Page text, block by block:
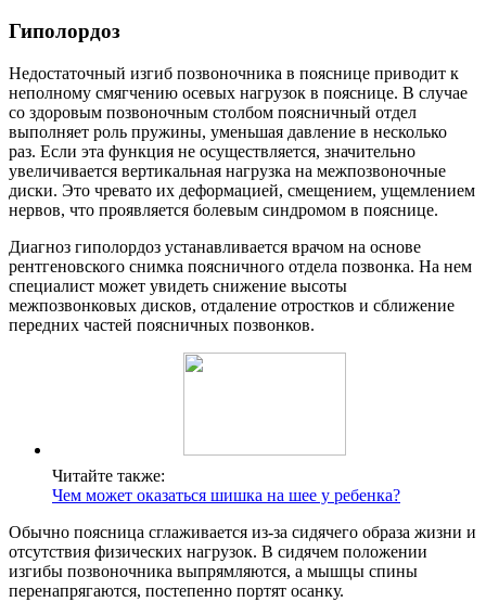
Гиполордоз
Недостаточный изгиб позвоночника в пояснице приводит к
неполному смягчению осевых нагрузок в пояснице. В случае
со здоровым позвоночным столбом поясничный отдел
выполняет роль пружины, уменьшая давление в несколько
раз. Если эта функция не осуществляется, значительно
увеличивается вертикальная нагрузка на межпозвоночные
диски. Это чревато их деформацией, смещением, ущемлением
нервов, что проявляется болевым синдромом в пояснице.
Диагноз гиполордоз устанавливается врачом на основе
рентгеновского снимка поясничного отдела позвонка. На нем
специалист может увидеть снижение высоты
межпозвонковых дисков, отдаление отростков и сближение
передних частей поясничных позвонков.
Читайте также:
Чем может оказаться шишка на шее у ребенка?
Обычно поясница сглаживается из-за сидячего образа жизни и
отсутствия физических нагрузок. В сидячем положении
изгибы позвоночника выпрямляются, а мышцы спины
перенапрягаются, постепенно портят осанку.